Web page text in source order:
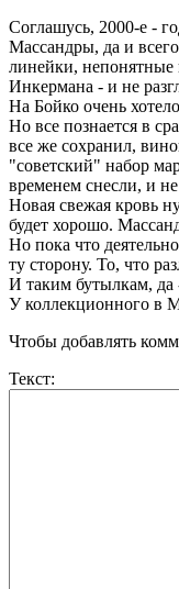
Соглашусь, 2000-е -
Массандры, да и
линейки, непонятные
Инкермана - и не
На Бойко очень
Но все познается в
все же сохранил,
"советский" набор
временем снесли, и
Новая свежая кровь
будет хорошо.
Но пока что
ту сторону. То, что
И таким бутылкам, да
У коллекционного в
Чтобы добавлять
Текст: